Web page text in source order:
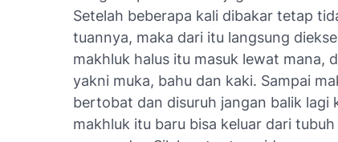
Setelah beberapa kali dibakar tetap
tuannya, maka dari itu langsung
makhluk halus itu masuk lewat mana,
yakni muka, bahu dan kaki. Sampai
bertobat dan disuruh jangan balik lagi
makhluk itu baru bisa keluar dari